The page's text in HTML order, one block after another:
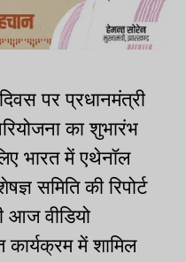
पर प्रधानमंत्री
का शुभारंभ
भारत में एथेनॉल
समिति ​की रिपोर्ट
आज वीडियो
में शामिल